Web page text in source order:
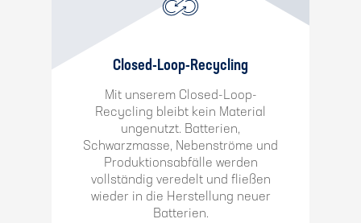
Closed-Loop-Recycling
Mit unserem Closed-Loop-
Recycling bleibt kein Material
ungenutzt. Batterien,
Schwarzmasse, Nebenströme und
Produktionsabfälle werden
vollständig veredelt und fließen
wieder in die Herstellung neuer
Batterien.